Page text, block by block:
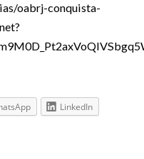
oabrj-conquista-
LinkedIn